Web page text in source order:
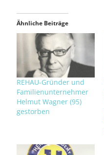
Ähnliche Beiträge
REHAU-Gründer und
Familienunternehmer
Helmut Wagner (95)
gestorben